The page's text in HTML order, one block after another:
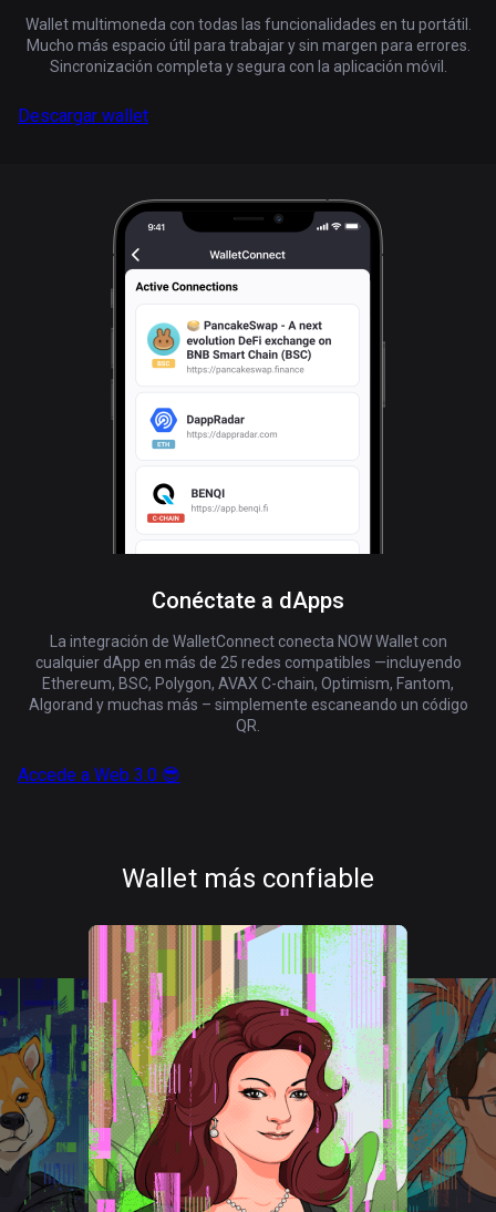
Wallet multimoneda con todas las funcionalidades en tu portátil.
Mucho más espacio útil para trabajar y sin margen para errores.
Sincronización completa y segura con la aplicación móvil.
Descargar wallet
Conéctate a dApps
La integración de WalletConnect conecta NOW Wallet con
cualquier dApp en más de 25 redes compatibles —incluyendo
Ethereum, BSC, Polygon, AVAX C-chain, Optimism, Fantom,
Algorand y muchas más – simplemente escaneando un código
QR.
Accede a Web 3.0 😎
Wallet más confiable